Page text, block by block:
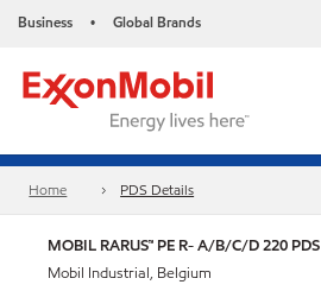
Business • Global Brands
Home PDS Details
MOBIL RARUS™ PE R- A/B/C/D 220 PDS
Mobil Industrial, Belgium